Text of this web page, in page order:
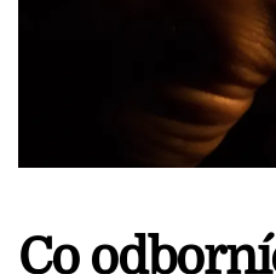
Co